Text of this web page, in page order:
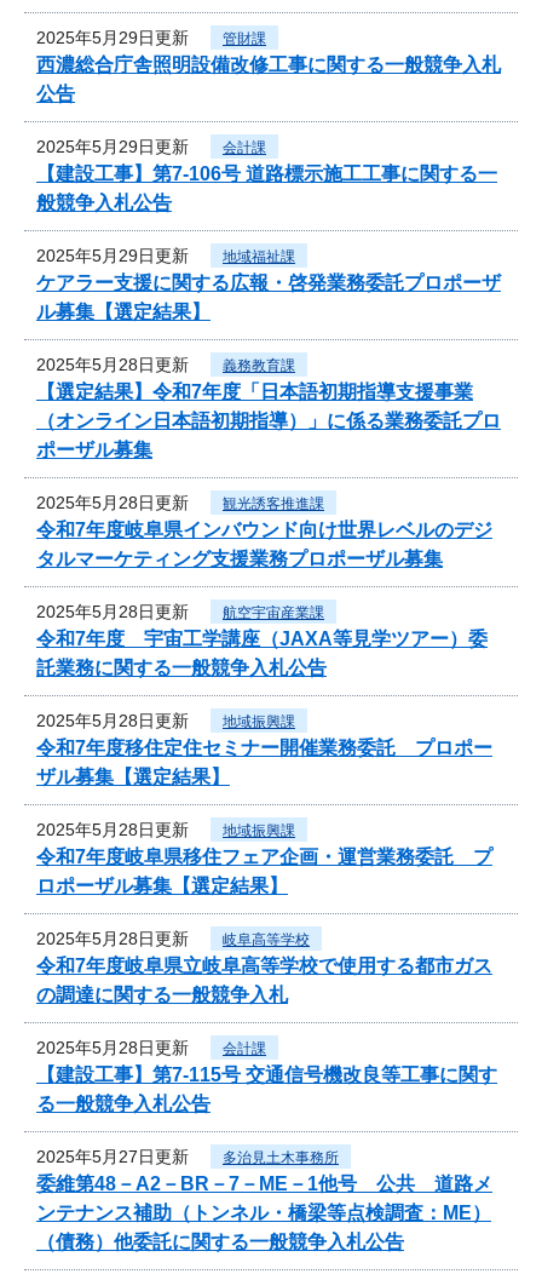
2025年5月29日更新 管財課
西濃総合庁舎照明設備改修工事に関する一般競争入札
公告
2025年5月29日更新 会計課
【建設工事】第7-106号 道路標示施工工事に関する一
般競争入札公告
2025年5月29日更新 地域福祉課
ケアラー支援に関する広報・啓発業務委託プロポーザ
ル募集【選定結果】
2025年5月28日更新 義務教育課
【選定結果】令和7年度「日本語初期指導支援事業
（オンライン日本語初期指導）」に係る業務委託プロ
ポーザル募集
2025年5月28日更新 観光誘客推進課
令和7年度岐阜県インバウンド向け世界レベルのデジ
タルマーケティング支援業務プロポーザル募集
2025年5月28日更新 航空宇宙産業課
令和7年度 宇宙工学講座（JAXA等見学ツアー）委
託業務に関する一般競争入札公告
2025年5月28日更新 地域振興課
令和7年度移住定住セミナー開催業務委託 プロポー
ザル募集【選定結果】
2025年5月28日更新 地域振興課
令和7年度岐阜県移住フェア企画・運営業務委託 プ
ロポーザル募集【選定結果】
2025年5月28日更新 岐阜高等学校
令和7年度岐阜県立岐阜高等学校で使用する都市ガス
の調達に関する一般競争入札
2025年5月28日更新 会計課
【建設工事】第7-115号 交通信号機改良等工事に関す
る一般競争入札公告
2025年5月27日更新 多治見土木事務所
委維第48－A2－BR－7－ME－1他号 公共 道路メ
ンテナンス補助（トンネル・橋梁等点検調査：ME）
（債務）他委託に関する一般競争入札公告